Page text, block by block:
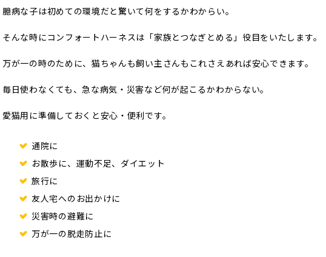
臆病な子は初めての環境だと驚いて何をするかわからい。
そんな時にコンフォートハーネスは「家族とつなぎとめる」役目をいたします。
万が一の時のために、猫ちゃんも飼い主さんもこれさえあれば安心できます。
毎日使わなくても、急な病気・災害など何が起こるかわからない。
愛猫用に準備しておくと安心・便利です。
通院に
お散歩に、運動不足、ダイエット
旅行に
友人宅へのお出かけに
災害時の避難に
万が一の脱走防止に